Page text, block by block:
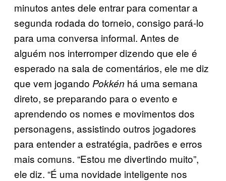
minutos antes dele entrar para comentar a
segunda rodada do torneio, consigo pará-lo
para uma conversa informal. Antes de
alguém nos interromper dizendo que ele é
esperado na sala de comentários, ele me diz
que vem jogando Pokkén há uma semana
direto, se preparando para o evento e
aprendendo os nomes e movimentos dos
personagens, assistindo outros jogadores
para entender a estratégia, padrões e erros
mais comuns. “Estou me divertindo muito”,
ele diz. “É uma novidade inteligente nos